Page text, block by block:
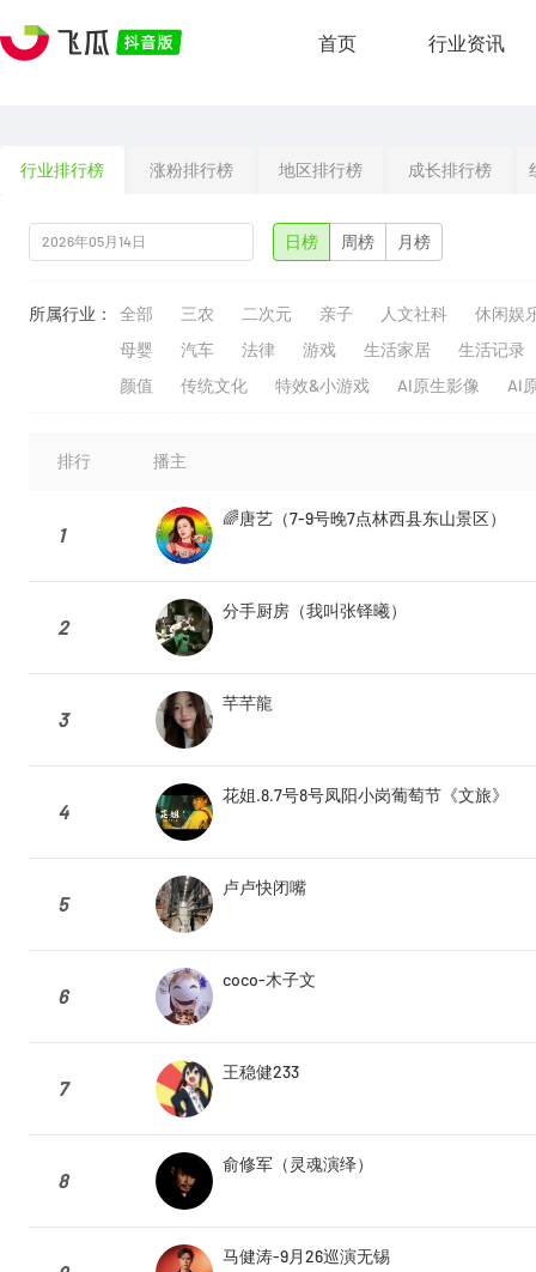
首页 行业资讯
行业排行榜 涨粉排行榜 地区排行榜 成长排行榜
日榜 周榜 月榜
所属行业： 全部 三农 二次元 亲子 人文社科
休闲娱
母婴
汽车 法律 游戏 生活家居
生活记录
颜值
传统文化 特效&小游戏 AI原生影像 AI
排行 播主
1
🌈唐艺（7-9号晚7点林西县东山景区）
2
分手厨房（我叫张铎曦）
3
芊芊龍
4
花姐.8.7号8号凤阳小岗葡萄节《文旅》
5
卢卢快闭嘴
6
coco-木子文
7
王稳健233
8
俞修军（灵魂演绎）
马健涛-9月26巡演无锡